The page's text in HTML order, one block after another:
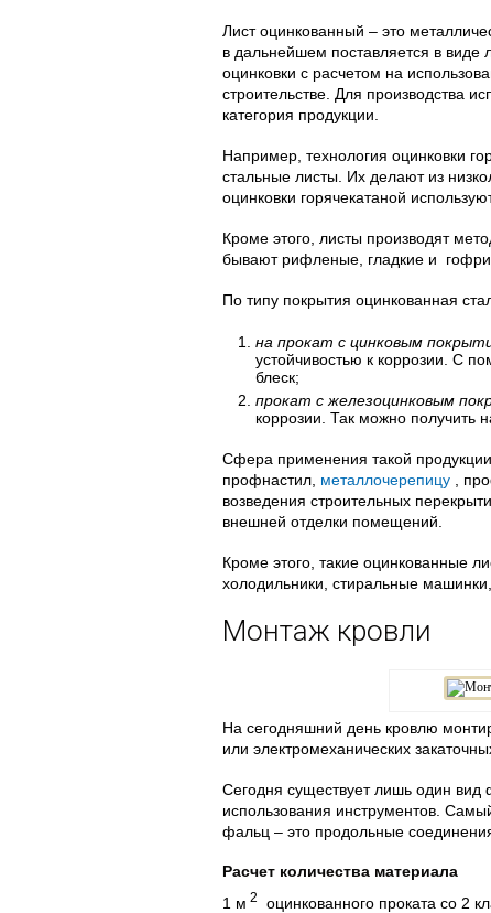
Лист оцинкованный – это
в дальнейшем поставляется в виде
оцинковки с расчетом на
строительстве. Для производства
категория продукции.
Например, технология оцинковки
стальные листы. Их делают из
оцинковки горячекатаной
Кроме этого, листы производят
бывают рифленые, гладкие и
По типу покрытия оцинкованная
на прокат с цинковым
устойчивостью к коррозии. С
блеск;
прокат с железоцинковым
коррозии. Так можно получить
Сфера применения такой
профнастил, металлочерепицу ,
возведения строительных
внешней отделки помещений.
Кроме этого, такие оцинкованные
холодильники, стиральные
Монтаж кровли
На сегодняшний день кровлю
или электромеханических
Сегодня существует лишь один
использования инструментов.
фальц – это продольные
Расчет количества материала
1 м 2
оцинкованного проката со 2